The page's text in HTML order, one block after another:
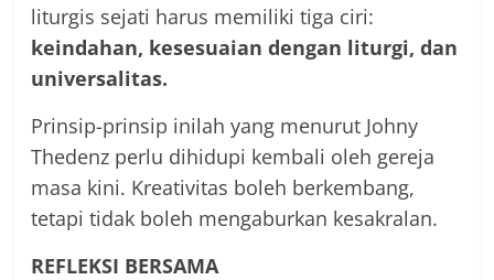
liturgis sejati harus memiliki tiga ciri:
keindahan, kesesuaian dengan liturgi, dan
universalitas.
Prinsip-prinsip inilah yang menurut Johny
Thedenz perlu dihidupi kembali oleh gereja
masa kini. Kreativitas boleh berkembang,
tetapi tidak boleh mengaburkan kesakralan.
REFLEKSI BERSAMA